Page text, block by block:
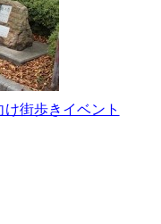
街歩きイベント